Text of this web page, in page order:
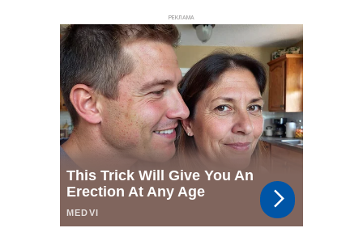
РЕКЛАМА